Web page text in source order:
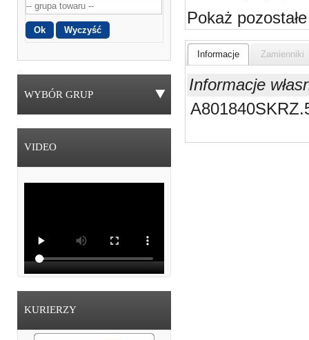
WYBÓR GRUP
VIDEO
KURIERZY
Pokaż pozostałe
Informacje Zamienniki
Informacje